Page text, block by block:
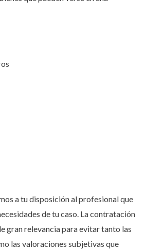
a tu disposición al profesional que
de tu caso. La contratación
gran relevancia para evitar tanto las
las valoraciones subjetivas que